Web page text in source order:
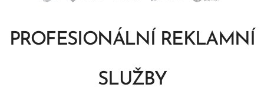
PROFESIONÁLNÍ REKLAMNÍ
SLUŽBY